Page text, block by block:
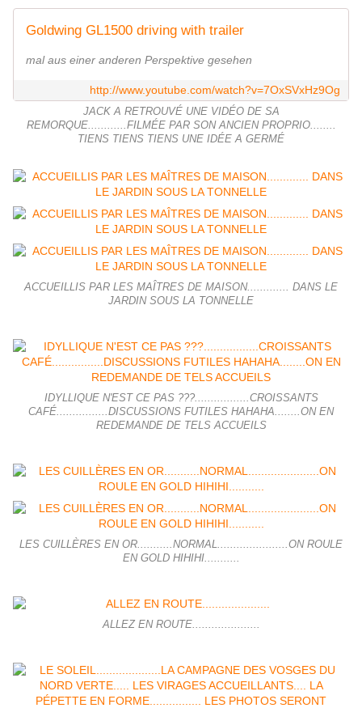
Goldwing GL1500 driving with trailer
mal aus einer anderen Perspektive gesehen
http://www.youtube.com/watch?v=7OxSVxHz9Og
JACK A RETROUVÉ UNE VIDÉO DE SA
REMORQUE............FILMÉE PAR SON ANCIEN PROPRIO........
TIENS TIENS TIENS UNE IDÉE A GERMÉ
ACCUEILLIS PAR LES MAÎTRES DE MAISON............. DANS LE
JARDIN SOUS LA TONNELLE
IDYLLIQUE N'EST CE PAS ???.................CROISSANTS
CAFÉ................DISCUSSIONS FUTILES HAHAHA........ON EN
REDEMANDE DE TELS ACCUEILS
LES CUILLÈRES EN OR...........NORMAL......................ON ROULE
EN GOLD HIHIHI...........
ALLEZ EN ROUTE.....................